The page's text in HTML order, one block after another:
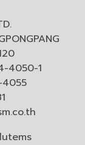
4050-1